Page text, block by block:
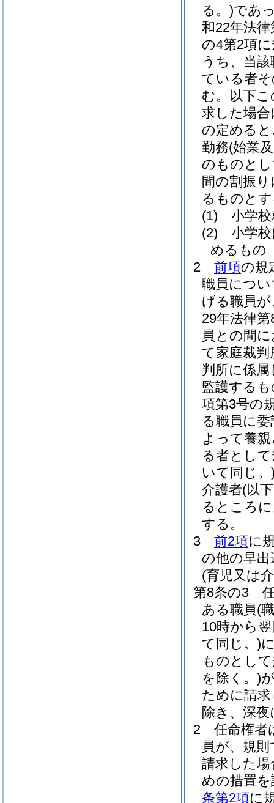
る。)であ
和22年法律
の4第2項
うち、当
ている者
む。以下
求した場
の定める
勤務(始業
のものと
間の割振
るものと
(1)
小学
(2)
小学
めるもの
2
前項の規
職員につ
げる職員
29年法律第
員との間
て家庭裁
判所に係
監護する
項第3号の
る職員に
よって養
る者とし
いて同じ。
介護者(以
るところ
する。
3
前2項に
の他の早
(育児又は
第8条の3
ある職員(
10時から
て同じ。)
ものとし
を除く。)
ために請
除き、深
2
任命権者
員が、規
請求した
めの措置
条第2項に